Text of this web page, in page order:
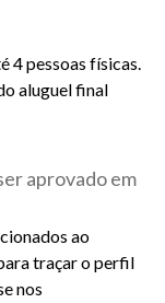
4 pessoas físicas.
aluguel final
aprovado em
ao
traçar o perfil
nos